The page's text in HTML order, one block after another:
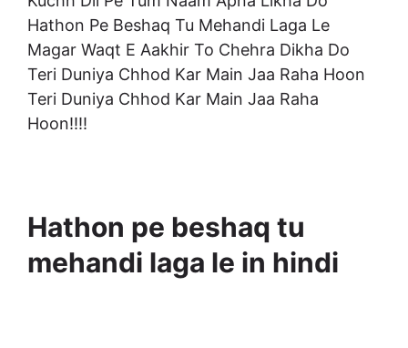
Hathon Pe Beshaq Tu Mehandi Laga Le
Magar Waqt E Aakhir To Chehra Dikha Do
Teri Duniya Chhod Kar Main Jaa Raha Hoon
Teri Duniya Chhod Kar Main Jaa Raha
Hoon!!!!
Hathon pe beshaq tu
mehandi laga le in hindi